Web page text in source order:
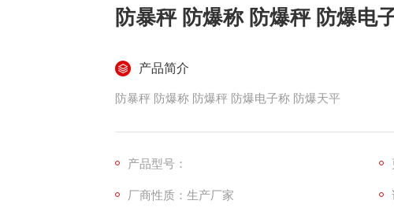
防暴秤 防爆称 防爆秤 防爆电
产品简介
防暴秤 防爆称 防爆秤 防爆电子称 防爆天平
产品型号：
厂商性质：生产厂家